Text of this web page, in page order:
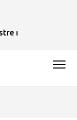
mani in 1 ora.